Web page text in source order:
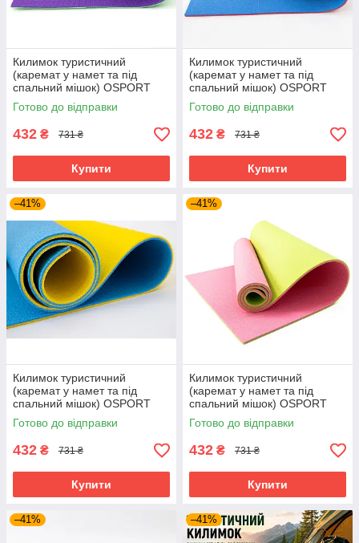
Килимок туристичний
(каремат у намет та під
спальний мішок) OSPORT
Tourist 10мм (FI-0082)
Фіолетово-салатовий
Готово до відправки
432 ₴ 731 ₴
Купити
Килимок туристичний
(каремат у намет та під
спальний мішок) OSPORT
Tourist 10мм (FI-0082)
Червоно-синій
Готово до відправки
432 ₴ 731 ₴
Купити
–41%
Килимок туристичний
(каремат у намет та під
спальний мішок) OSPORT
Tourist 10мм (FI-0082)
Жовто-Синій
Готово до відправки
432 ₴ 731 ₴
Купити
–41%
Килимок туристичний
(каремат у намет та під
спальний мішок) OSPORT
Tourist 10мм (FI-0082)
Салатово-рожевий
Готово до відправки
432 ₴ 731 ₴
Купити
–41% –41%